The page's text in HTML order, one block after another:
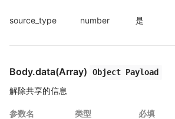
source_type number 是
Body.data(Array) Object Payload
解除共享的信息
参数名 类型 必填